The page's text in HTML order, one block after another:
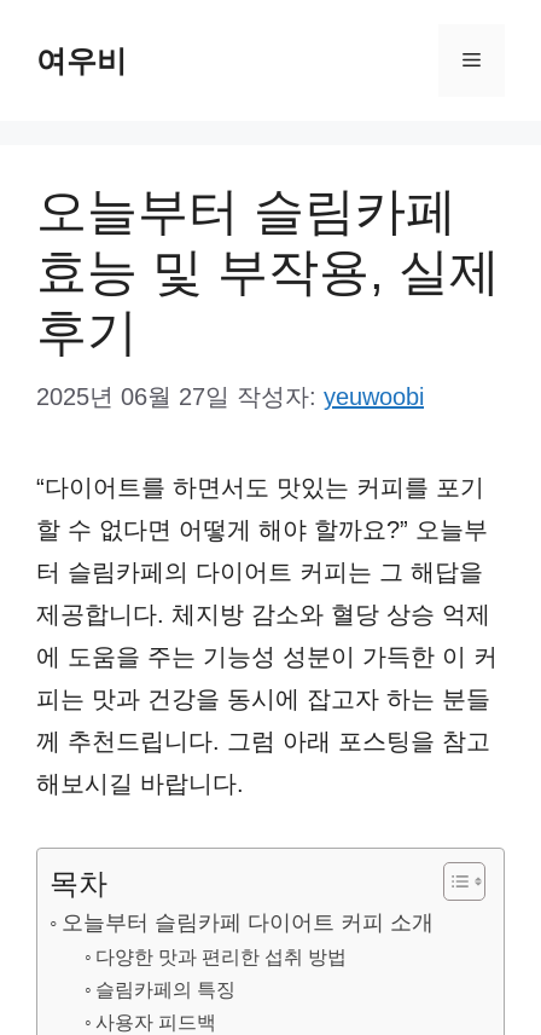
여우비 메
오늘부터 슬림카페
효능 및 부작용, 실제
후기
2025년 06월 27일 작성자: yeuwoobi
“다이어트를 하면서도 맛있는 커피를 포기
할 수 없다면 어떻게 해야 할까요?” 오늘부
터 슬림카페의 다이어트 커피는 그 해답을
제공합니다. 체지방 감소와 혈당 상승 억제
에 도움을 주는 기능성 성분이 가득한 이 커
피는 맛과 건강을 동시에 잡고자 하는 분들
께 추천드립니다. 그럼 아래 포스팅을 참고
해보시길 바랍니다.
목차
오늘부터 슬림카페 다이어트 커피 소개
다양한 맛과 편리한 섭취 방법
슬림카페의 특징
사용자 피드백